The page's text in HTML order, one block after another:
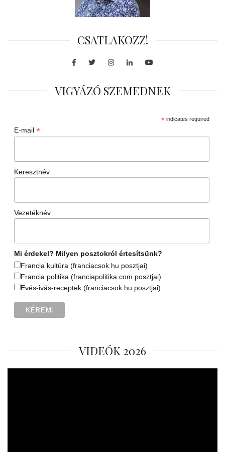
CSATLAKOZZ!
Facebook
TwitterInstagram
LinkedInYoutube
VIGYÁZÓ SZEMEDNEK
*indicates required
E-mail *
Keresztnév
Vezetéknév
Mi érdekel? Milyen posztokról értesítsünk?
Francia kultúra (franciacsok.hu posztjai)
Francia politika (franciapolitika.com posztjai)
Evés-ivás-receptek (franciacsok.hu posztjai)
VIDEÓK 2026